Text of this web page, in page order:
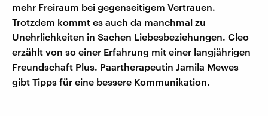
mehr Freiraum bei gegenseitigem Vertrauen.
Trotzdem kommt es auch da manchmal zu
Unehrlichkeiten in Sachen Liebesbeziehungen. Cleo
erzählt von so einer Erfahrung mit einer langjährigen
Freundschaft Plus. Paartherapeutin Jamila Mewes
gibt Tipps für eine bessere Kommunikation.